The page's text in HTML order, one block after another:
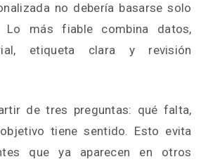
no debería basarse solo
Lo más fiable combina datos,
etiqueta clara y revisión
de tres preguntas: qué falta,
tiene sentido. Esto evita
que ya aparecen en otros